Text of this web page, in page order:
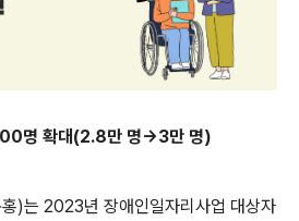
명 확대(2.8만 명→3만 명)
)는 2023년 장애인일자리사업 대상자